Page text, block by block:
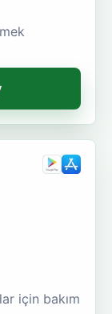
için bakım